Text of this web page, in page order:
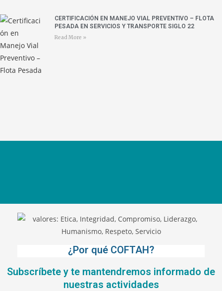
CERTIFICACIÓN EN MANEJO VIAL PREVENTIVO – FLOTA
PESADA EN SERVICIOS Y TRANSPORTE SIGLO 22
Read More »
¿Por qué COFTAH?
Subscríbete y te mantendremos informado de
nuestras actividades